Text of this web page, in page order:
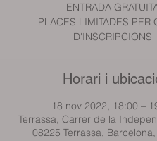
ENTRADA
PLACES LIMITADES PER
D'INSCRIPCIONS
Horari i
18 nov 2022, 18:00 –
Terrassa, Carrer de la
08225 Terrassa,